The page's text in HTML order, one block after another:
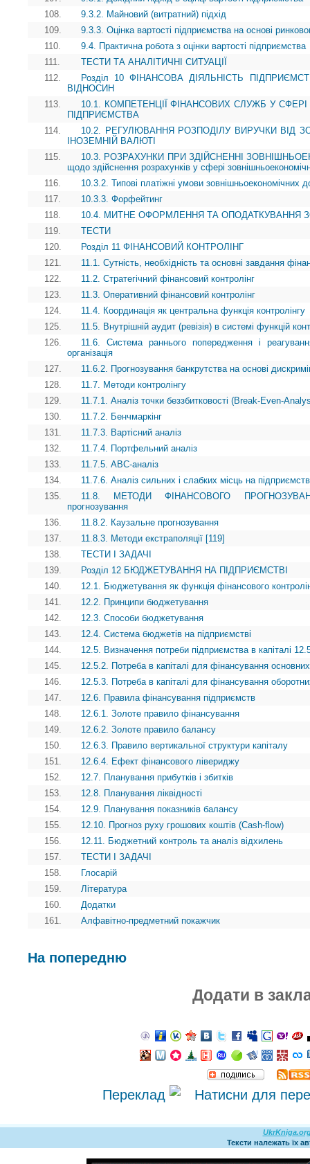
108.
9.3.2. Майновий (витратний) підхід
109.
9.3.3. Оцінка вартості підприємства на основі
110.
9.4. Практична робота з оцінки вартості підприємства
111.
ТЕСТИ ТА АНАЛІТИЧНІ СИТУАЦІЇ
112.
Розділ 10 ФІНАНСОВА ДІЯЛЬНІСТЬ
ВІДНОСИН
113.
10.1. КОМПЕТЕНЦІЇ ФІНАНСОВИХ СЛУЖБ У
ПІДПРИЄМСТВА
114.
10.2. РЕГУЛЮВАННЯ РОЗПОДІЛУ ВИРУЧКИ ВІД
ІНОЗЕМНІЙ ВАЛЮТІ
115.
10.3. РОЗРАХУНКИ ПРИ ЗДІЙСНЕННІ
щодо здійснення розрахунків у сфері
116.
10.3.2. Типові платіжні умови зовнішньоекономічних
117.
10.3.3. Форфейтинг
118.
10.4. МИТНЕ ОФОРМЛЕННЯ ТА ОПОДАТКУВАННЯ
119.
ТЕСТИ
120.
Розділ 11 ФІНАНСОВИЙ КОНТРОЛІНГ
121.
11.1. Сутність, необхідність та основні завдання
122.
11.2. Стратегічний фінансовий контролінг
123.
11.3. Оперативний фінансовий контролінг
124.
11.4. Координація як центральна функція контролінгу
125.
11.5. Внутрішній аудит (ревізія) в системі функцій
126.
11.6. Система раннього попередження і
організація
127.
11.6.2. Прогнозування банкрутства на основі
128.
11.7. Методи контролінгу
129.
11.7.1. Аналіз точки беззбитковості (Break-Even-
130.
11.7.2. Бенчмаркінг
131.
11.7.3. Вартісний аналіз
132.
11.7.4. Портфельний аналіз
133.
11.7.5. АВС-аналіз
134.
11.7.6. Аналіз сильних і слабких місць на
135.
11.8. МЕТОДИ ФІНАНСОВОГО
прогнозування
136.
11.8.2. Каузальне прогнозування
137.
11.8.3. Методи екстраполяції [119]
138.
ТЕСТИ І ЗАДАЧІ
139.
Розділ 12 БЮДЖЕТУВАННЯ НА ПІДПРИЄМСТВІ
140.
12.1. Бюджетування як функція фінансового
141.
12.2. Принципи бюджетування
142.
12.3. Способи бюджетування
143.
12.4. Система бюджетів на підприємстві
144.
12.5. Визначення потреби підприємства в капіталі
145.
12.5.2. Потреба в капіталі для фінансування основних
146.
12.5.3. Потреба в капіталі для фінансування
147.
12.6. Правила фінансування підприємств
148.
12.6.1. Золоте правило фінансування
149.
12.6.2. Золоте правило балансу
150.
12.6.3. Правило вертикальної структури капіталу
151.
12.6.4. Ефект фінансового лівериджу
152.
12.7. Планування прибутків і збитків
153.
12.8. Планування ліквідності
154.
12.9. Планування показників балансу
155.
12.10. Прогноз руху грошових коштів (Cash-flow)
156.
12.11. Бюджетний контроль та аналіз відхилень
157.
ТЕСТИ І ЗАДАЧІ
158.
Глосарій
159.
Література
160.
Додатки
161.
Алфавітно-предметний покажчик
На попередню
Додати в
Переклад
Тексти належать їх